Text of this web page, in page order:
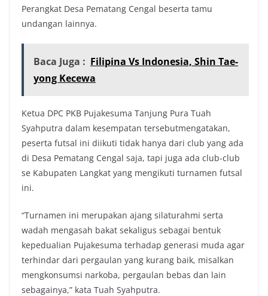
Perangkat Desa Pematang Cengal beserta tamu
undangan lainnya.
Baca Juga : Filipina Vs Indonesia, Shin Tae-
yong Kecewa
Ketua DPC PKB Pujakesuma Tanjung Pura Tuah
Syahputra dalam kesempatan tersebutmengatakan,
peserta futsal ini diikuti tidak hanya dari club yang ada
di Desa Pematang Cengal saja, tapi juga ada club-club
se Kabupaten Langkat yang mengikuti turnamen futsal
ini.
“Turnamen ini merupakan ajang silaturahmi serta
wadah mengasah bakat sekaligus sebagai bentuk
kepedualian Pujakesuma terhadap generasi muda agar
terhindar dari pergaulan yang kurang baik, misalkan
mengkonsumsi narkoba, pergaulan bebas dan lain
sebagainya,” kata Tuah Syahputra.